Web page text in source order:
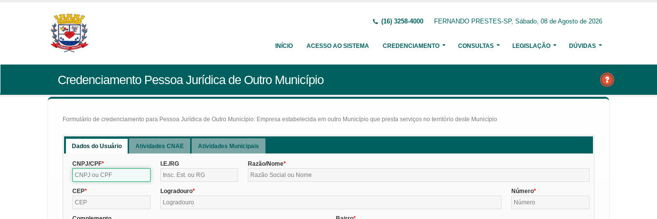
(16) 3258-4000 FERNANDO PRESTES-SP, Sábado, 08 de Agosto de 2026
INÍCIO ACESSO AO SISTEMA CREDENCIAMENTO CONSULTAS LEGISLAÇÃO DÚVIDAS
Credenciamento Pessoa Jurídica de Outro Município
Formulário de credenciamento para Pessoa Jurídica de Outro Município: Empresa estabelecida em outro Município que presta serviços no território deste Município
Dados do Usuário Atividades CNAE Atividades Municipais
CNPJ/CPF I.E./RG Razão/Nome
CEP Logradouro Número